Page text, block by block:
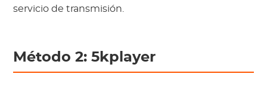
servicio de transmisión.
Método 2: 5kplayer